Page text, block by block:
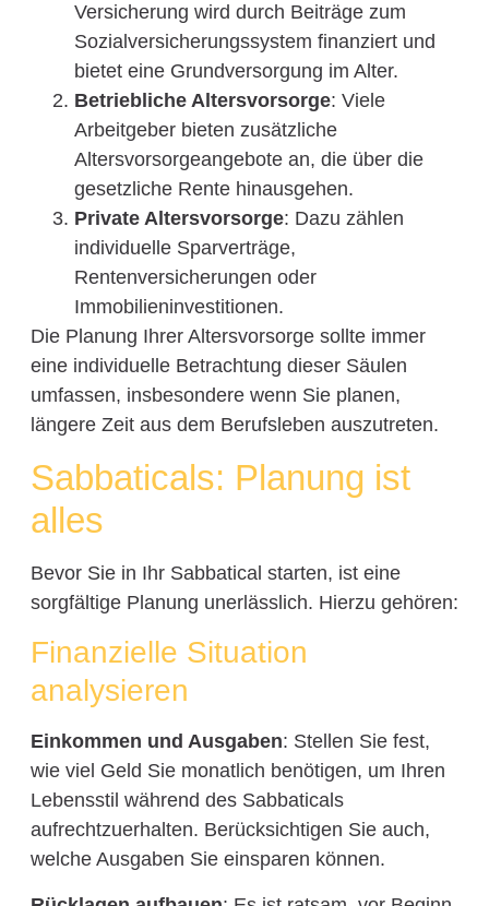
Versicherung wird durch Beiträge zum
Sozialversicherungssystem finanziert und
bietet eine Grundversorgung im Alter.
Betriebliche Altersvorsorge: Viele
Arbeitgeber bieten zusätzliche
Altersvorsorgeangebote an, die über die
gesetzliche Rente hinausgehen.
Private Altersvorsorge: Dazu zählen
individuelle Sparverträge,
Rentenversicherungen oder
Immobilieninvestitionen.
Die Planung Ihrer Altersvorsorge sollte immer
eine individuelle Betrachtung dieser Säulen
umfassen, insbesondere wenn Sie planen,
längere Zeit aus dem Berufsleben auszutreten.
Sabbaticals: Planung ist
alles
Bevor Sie in Ihr Sabbatical starten, ist eine
sorgfältige Planung unerlässlich. Hierzu gehören:
Finanzielle Situation
analysieren
Einkommen und Ausgaben: Stellen Sie fest,
wie viel Geld Sie monatlich benötigen, um Ihren
Lebensstil während des Sabbaticals
aufrechtzuerhalten. Berücksichtigen Sie auch,
welche Ausgaben Sie einsparen können.